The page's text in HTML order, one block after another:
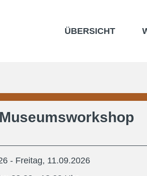
ÜBERSICHT
- Freitag, 11.09.2026